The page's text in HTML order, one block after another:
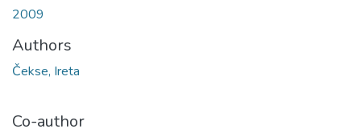
2009
Authors
Čekse, Ireta
Co-author